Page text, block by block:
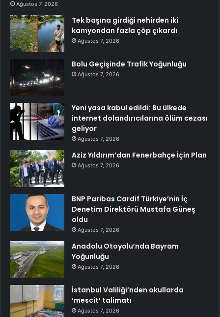
Ağustos 7, 2026
Tek başına girdiği nehirden iki
kamyondan fazla çöp çıkardı
Ağustos 7, 2026
Bolu Geçişinde Trafik Yoğunluğu
Ağustos 7, 2026
Yeni yasa kabul edildi: Bu ülkede
internet dolandırıcılarına ölüm cezası
geliyor
Ağustos 7, 2026
Aziz Yıldırım’dan Fenerbahçe İçin Plan
Ağustos 7, 2026
BNP Paribas Cardif Türkiye’nin İç
Denetim Direktörü Mustafa Güneş
oldu
Ağustos 7, 2026
Anadolu Otoyolu’nda Bayram
Yoğunluğu
Ağustos 7, 2026
İstanbul Valiliği’nden okullarda
‘mescit’ talimatı
Ağustos 7, 2026